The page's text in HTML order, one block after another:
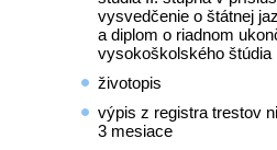
vysvedčenie o štátnej
a diplom o riadnom
vysokoškolského štúdia
životopis
výpis z registra trestov
3 mesiace